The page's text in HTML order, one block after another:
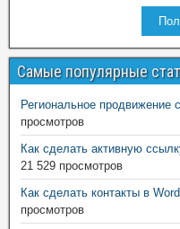
Самые популярные
Региональное продвижение
просмотров
Как сделать активную
21 529 просмотров
Как сделать контакты в
просмотров